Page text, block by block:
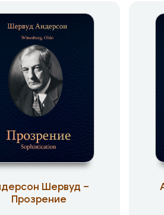
Шервуд –
Прозрение